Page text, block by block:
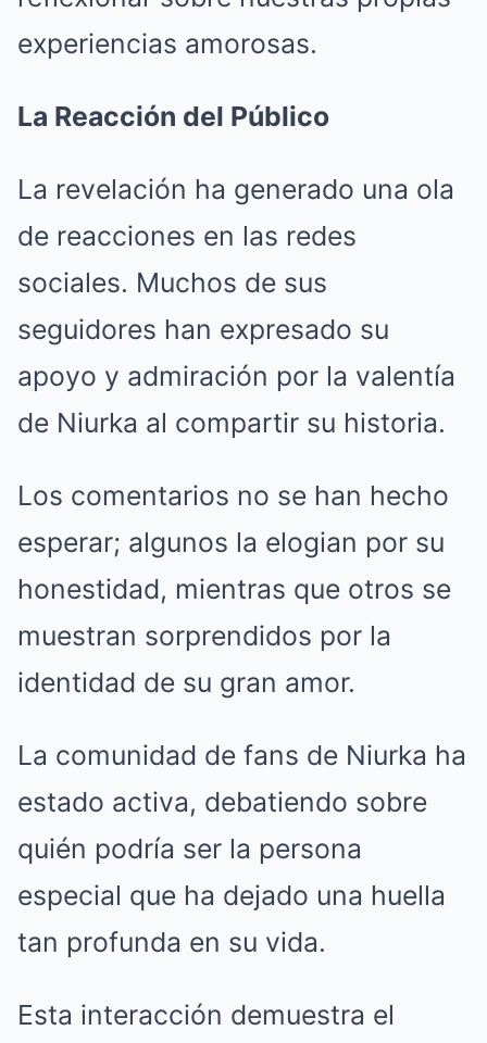
experiencias amorosas.
La Reacción del Público
La revelación ha generado una ola
de reacciones en las redes
sociales. Muchos de sus
seguidores han expresado su
apoyo y admiración por la valentía
de Niurka al compartir su historia.
Los comentarios no se han hecho
esperar; algunos la elogian por su
honestidad, mientras que otros se
muestran sorprendidos por la
identidad de su gran amor.
La comunidad de fans de Niurka ha
estado activa, debatiendo sobre
quién podría ser la persona
especial que ha dejado una huella
tan profunda en su vida.
Esta interacción demuestra el